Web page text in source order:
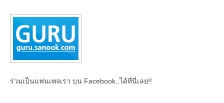
ร่วมเป็นแฟนเพจเรา บน Facebook..ได้ที่นี่เลย!!